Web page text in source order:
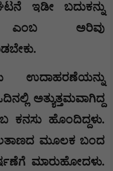
ಇಡೀ ಬದುಕನ್ನು
ಎಂಬ ಅರಿವು
ಉದಾಹರಣೆಯನ್ನು
ಅತ್ಯುತ್ತಮವಾಗಿದ್ದ
ಕನಸು ಹೊಂದಿದ್ದಳು.
ಮೂಲಕ ಬಂದ
ಮಾರುಹೋದಳು.